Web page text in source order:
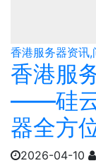
香港服务器资讯,
香港服
——硅云
器全方
2026-04-10